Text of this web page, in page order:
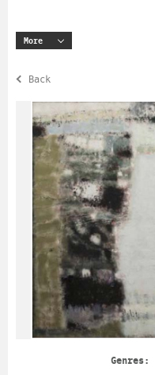
More
Back
Genres: